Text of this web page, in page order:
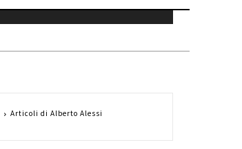
Articoli di Alberto Alessi